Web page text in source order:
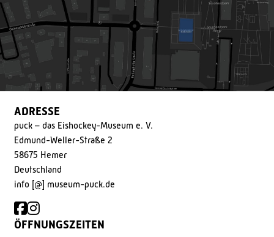
ADRESSE
puck – das Eishockey-Museum e. V.
Edmund-Weller-Straße 2
58675 Hemer
Deutschland
info [@] museum-puck.de
ÖFFNUNGSZEITEN